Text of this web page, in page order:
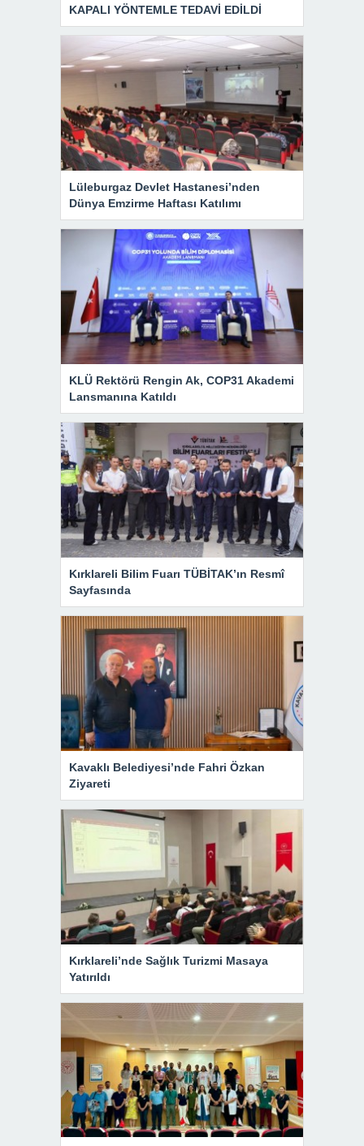
KAPALI YÖNTEMLE TEDAVİ EDİLDİ
Lüleburgaz Devlet Hastanesi’nden
Dünya Emzirme Haftası Katılımı
KLÜ Rektörü Rengin Ak, COP31 Akademi
Lansmanına Katıldı
Kırklareli Bilim Fuarı TÜBİTAK’ın Resmî
Sayfasında
Kavaklı Belediyesi’nde Fahri Özkan
Ziyareti
Kırklareli’nde Sağlık Turizmi Masaya
Yatırıldı